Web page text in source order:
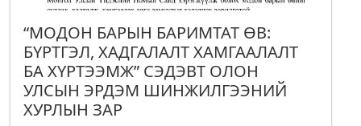
“МОДОН БАРЫН БАРИМТАТ ӨВ:
БҮРТГЭЛ, ХАДГАЛАЛТ ХАМГААЛАЛТ
БА ХҮРТЭЭМЖ” СЭДЭВТ ОЛОН
УЛСЫН ЭРДЭМ ШИНЖИЛГЭЭНИЙ
ХУРЛЫН ЗАР